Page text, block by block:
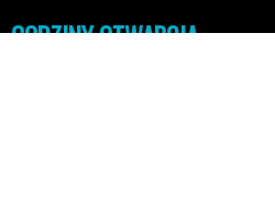
GODZINY OTWARCIA